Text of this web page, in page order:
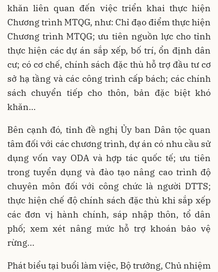
khăn liên quan đến việc triển khai thực hiện
Chương trình MTQG, như: Chỉ đạo điểm thực hiện
Chương trình MTQG; ưu tiên nguồn lực cho tỉnh
thực hiện các dự án sắp xếp, bố trí, ổn định dân
cư; có cơ chế, chính sách đặc thù hỗ trợ đầu tư cơ
sở hạ tầng và các công trình cấp bách; các chính
sách chuyển tiếp cho thôn, bản đặc biệt khó
khăn…
Bên cạnh đó, tỉnh đề nghị Ủy ban Dân tộc quan
tâm đối với các chương trình, dự án có nhu cầu sử
dụng vốn vay ODA và hợp tác quốc tế; ưu tiên
trong tuyển dụng và đào tạo nâng cao trình độ
chuyên môn đối với công chức là người DTTS;
thực hiện chế độ chính sách đặc thù khi sắp xếp
các đơn vị hành chính, sáp nhập thôn, tổ dân
phố; xem xét nâng mức hỗ trợ khoán bảo vệ
rừng...
Phát biểu tại buổi làm việc, Bộ trưởng, Chủ nhiệm